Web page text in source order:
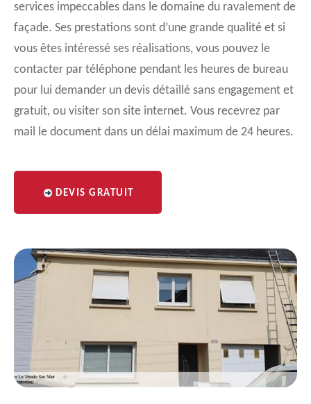
services impeccables dans le domaine du ravalement de
façade. Ses prestations sont d’une grande qualité et si
vous êtes intéressé ses réalisations, vous pouvez le
contacter par téléphone pendant les heures de bureau
pour lui demander un devis détaillé sans engagement et
gratuit, ou visiter son site internet. Vous recevrez par
mail le document dans un délai maximum de 24 heures.
DEVIS GRATUIT